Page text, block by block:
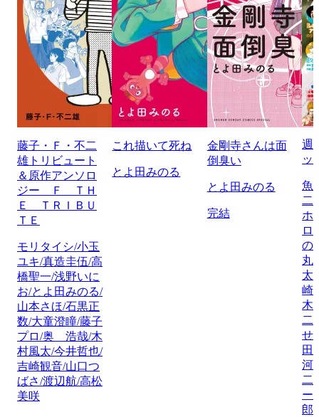
藤子・Ｆ・不二
雄トリビュート
＆原作アンソロ
ジー Ｆ ＴＨ
Ｅ ＴＲＩＢＵ
ＴＥ
モリタイシ/小玉
ユキ/真造圭伍/高
橋聖一/浅野いに
お/とよ田みのる/
山本さほ/石黒正
数/大童澄瞳/藤子
プロ/奥 浩哉/木
村風太/今井哲也/
吉崎観音/山口つ
ばさ/渡辺航/高松
美咲
これ描いて死ね
とよ田みのる
金剛寺さんは面
倒臭い
とよ田みのる
完結
週
ッ
魚
二
ホ
ロ
の
丸
太
崎
木
二
せ
田
河
二
ー
郎